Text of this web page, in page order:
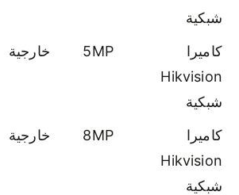
شبكية
كاميرا
Hikvision
شبكية
5MP خارجية
كاميرا
Hikvision
شبكية
8MP خارجية